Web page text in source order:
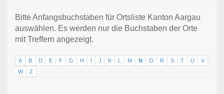
Bitte Anfangsbuchstaben für Ortsliste Kanton Aargau
auswählen. Es werden nur die Buchstaben der Orte
mit Treffern angezeigt.
A B D E F G H J K M N O R S T U
V
W
Z